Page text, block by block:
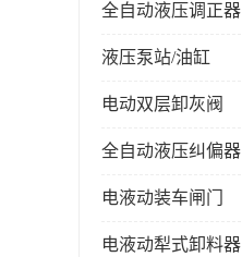
全自动液压调正器
液压泵站/油缸
电动双层卸灰阀
全自动液压纠偏器
电液动装车闸门
电液动犁式卸料器